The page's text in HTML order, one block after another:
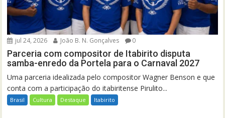
jul 24, 2026 João B. N. Gonçalves 0
Parceria com compositor de Itabirito disputa
samba-enredo da Portela para o Carnaval 2027
Uma parceria idealizada pelo compositor Wagner Benson e que
conta com a participação do itabiritense Pirulito...
Brasil Cultura Destaque Itabirito